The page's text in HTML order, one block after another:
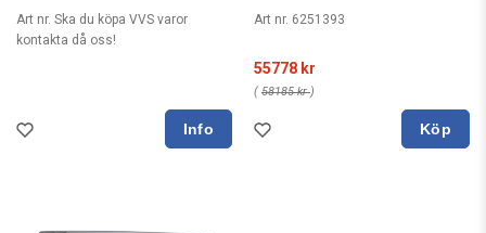
Art nr. Ska du köpa VVS varor
kontakta då oss!
Art nr. 6251393
55778 kr
( 58185 kr)
Köp